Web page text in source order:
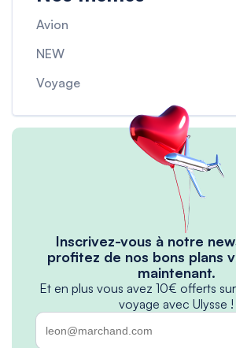
Avion
NEW
Voyage
Inscrivez-vous à notre
profitez de nos bons plans
maintenant.
Et en plus vous avez 10€ offerts
voyage avec Ulysse !